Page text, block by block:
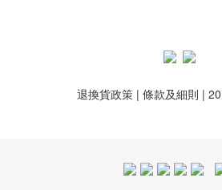
退換貨政策 | 條款及細則 |